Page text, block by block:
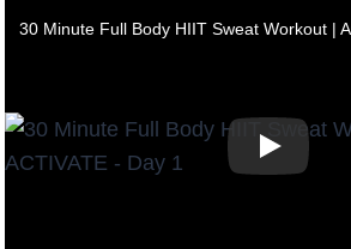
30 Minute Full Body HIIT Sweat Workout |